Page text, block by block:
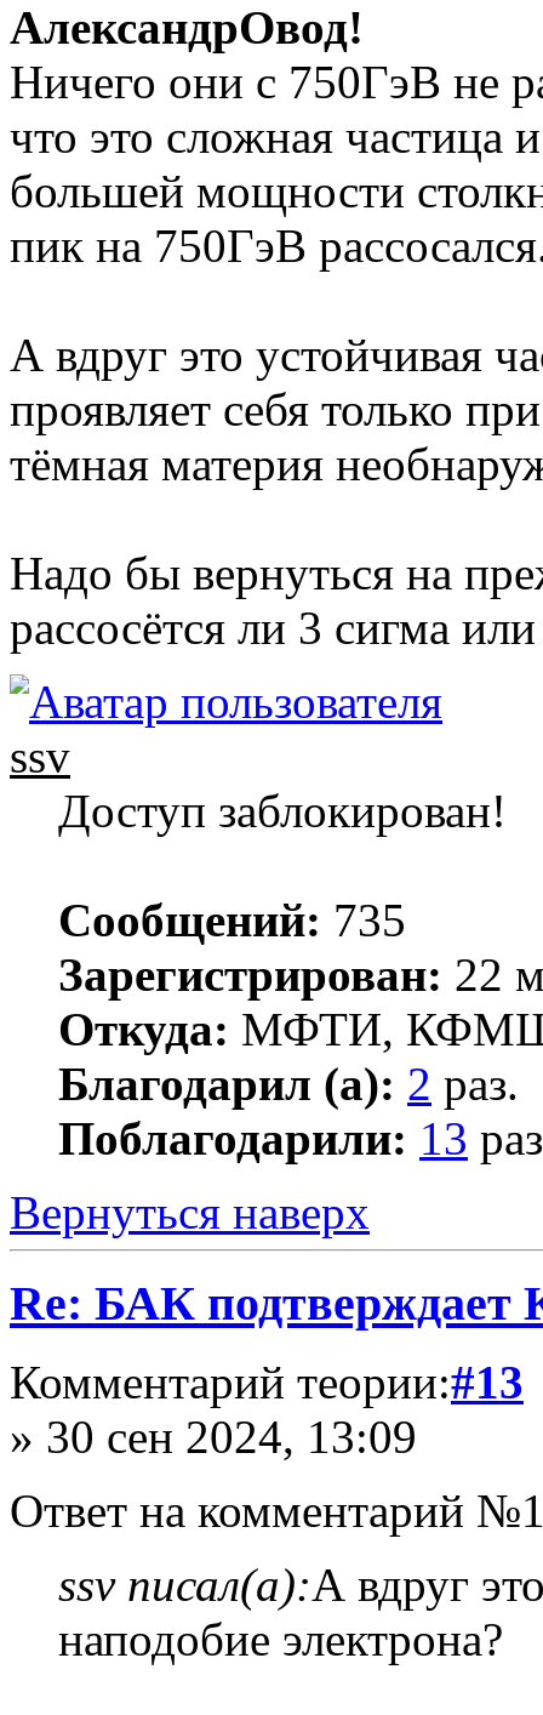
АлександрОвод!
Ничего они с 750ГэВ не
что это сложная частица
большей мощности
пик на 750ГэВ
А вдруг это устойчивая
проявляет себя только
тёмная материя
Надо бы вернуться на
рассосётся ли 3 сигма
ssv
Доступ заблокирован!
Сообщений: 735
Зарегистрирован: 22
Откуда: МФТИ,
Благодарил (а): 2 раз.
Поблагодарили: 13
Вернуться наверх
Re: БАК
Комментарий теории:#13
» 30 сен 2024, 13:09
Ответ на комментарий
ssv писал(а):А вдруг
наподобие электрона?